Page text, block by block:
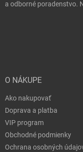
a odborné poradenstvo.
O NÁKUPE
Ako nakupovať
Doprava a platba
VIP program
Obchodné podmienky
Ochrana osobných